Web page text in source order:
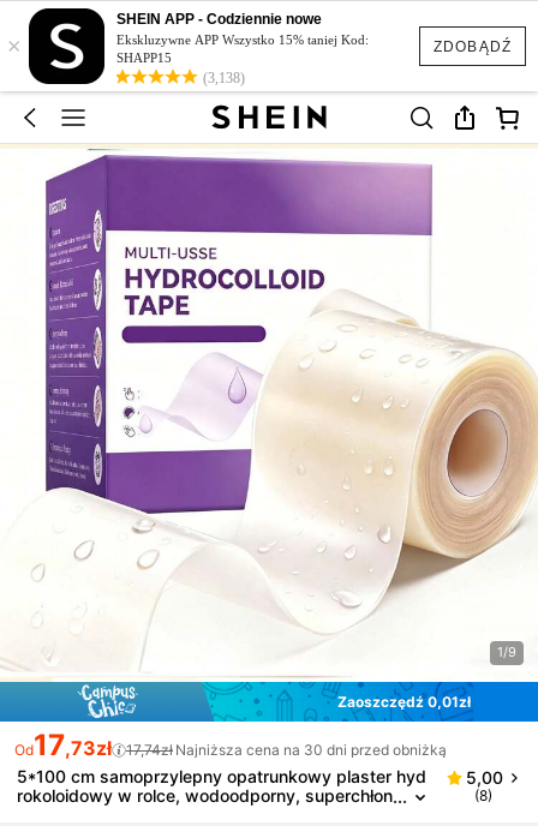
ZDOBĄDŹ
×
SHEIN APP - Codziennie nowe
Ekskluzywne APP Wszystko 15% taniej Kod:
SHAPP15
(3,138)
1/9
Zaoszczędź 0,01zł
Od17,73zł 17,74zł Najniższa cena na 30 dni przed obniżką
5*100 cm samoprzylepny opatrunkowy plaster hyd
rokoloidowy w rolce, wodoodporny, superchłon
5,00
(8)